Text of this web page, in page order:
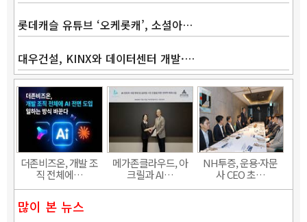
롯데캐슬 유튜브 ‘오케롯캐’, 소셜아…
대우건설, KINX와 데이터센터 개발·…
더존비즈온, 개발 조
직 전체에…
메가존클라우드, 아
크릴과 AI…
NH투증, 운용·자문
사 CEO 초…
많이 본 뉴스